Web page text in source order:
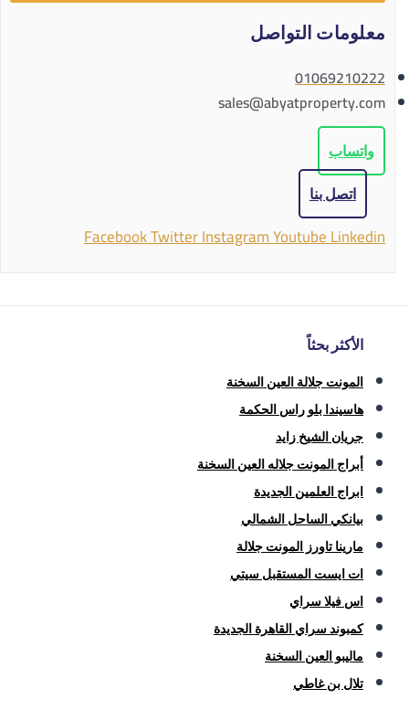
معلومات التواصل
01069210222
sales@abyatproperty.com
واتساب
اتصل بنا
FacebookTwitterInstagramYoutubeLinkedin
الأكثر بحثاً
المونت جلالة العين السخنة
هاسيندا بلو راس الحكمة
جريان الشيخ زايد
أبراج المونت جلاله العين السخنة
ابراج العلمين الجديدة
بيانكي الساحل الشمالي
مارينا تاورز المونت جلالة
ات ايست المستقبل سيتي
اس فيلا سراي
كمبوند سراي القاهرة الجديدة
ماليبو العين السخنة
تلال بن غاطي